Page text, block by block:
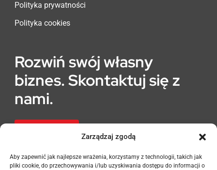
Zarządzaj zgodą
Aby zapewnić jak najlepsze wrażenia, korzystamy z technologii, takich jak
pliki cookie, do przechowywania i/lub uzyskiwania dostępu do informacji o
Polityka prywatności
Polityka cookies
Rozwiń swój własny
biznes. Skontaktuj się z
nami.